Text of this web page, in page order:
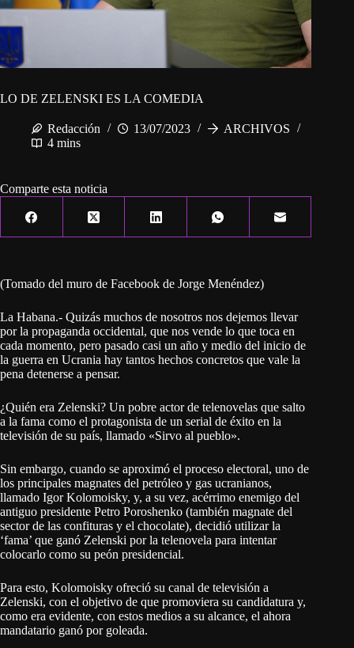
LO DE ZELENSKI ES LA COMEDIA
Redacción 13/07/2023
ARCHIVOS
4 mins
Comparte esta noticia
(Tomado del muro de Facebook de Jorge Menéndez)
La Habana.- Quizás muchos de nosotros nos dejemos llevar
por la propaganda occidental, que nos vende lo que toca en
cada momento, pero pasado casi un año y medio del inicio de
la guerra en Ucrania hay tantos hechos concretos que vale la
pena detenerse a pensar.
¿Quién era Zelenski? Un pobre actor de telenovelas que salto
a la fama como el protagonista de un serial de éxito en la
televisión de su país, llamado «Sirvo al pueblo».
Sin embargo, cuando se aproximó el proceso electoral, uno de
los principales magnates del petróleo y gas ucranianos,
llamado Igor Kolomoisky, y, a su vez, acérrimo enemigo del
antiguo presidente Petro Poroshenko (también magnate del
sector de las confituras y el chocolate), decidió utilizar la
‘fama’ que ganó Zelenski por la telenovela para intentar
colocarlo como su peón presidencial.
Para esto, Kolomoisky ofreció su canal de televisión a
Zelenski, con el objetivo de que promoviera su candidatura y,
como era evidente, con estos medios a su alcance, el ahora
mandatario ganó por goleada.